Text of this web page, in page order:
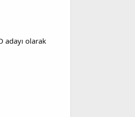
adayı olarak